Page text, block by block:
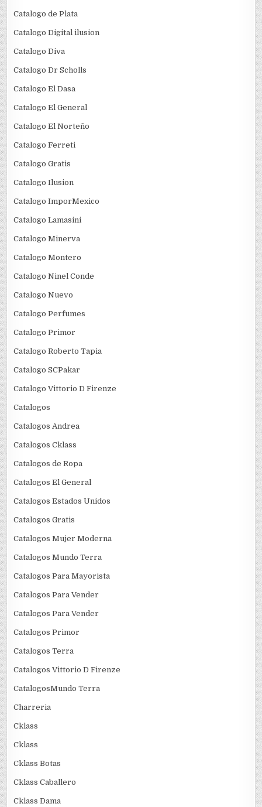
Catalogo de Plata
Catalogo Digital ilusion
Catalogo Diva
Catalogo Dr Scholls
Catalogo El Dasa
Catalogo El General
Catalogo El Norteño
Catalogo Ferreti
Catalogo Gratis
Catalogo Ilusion
Catalogo ImporMexico
Catalogo Lamasini
Catalogo Minerva
Catalogo Montero
Catalogo Ninel Conde
Catalogo Nuevo
Catalogo Perfumes
Catalogo Primor
Catalogo Roberto Tapia
Catalogo SCPakar
Catalogo Vittorio D Firenze
Catalogos
Catalogos Andrea
Catalogos Cklass
Catalogos de Ropa
Catalogos El General
Catalogos Estados Unidos
Catalogos Gratis
Catalogos Mujer Moderna
Catalogos Mundo Terra
Catalogos Para Mayorista
Catalogos Para Vender
Catalogos Para Vender
Catalogos Primor
Catalogos Terra
Catalogos Vittorio D Firenze
CatalogosMundo Terra
Charreria
Cklass
Cklass
Cklass Botas
Cklass Caballero
Cklass Dama